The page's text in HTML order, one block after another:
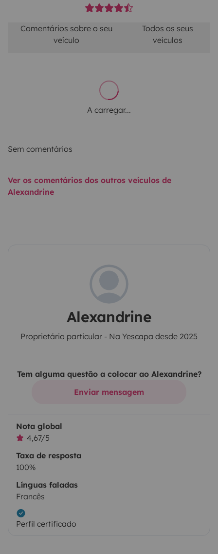
Comentários sobre o seu
veículo
Todos os seus
veículos
A carregar...
Sem comentários
Ver os comentários dos outros veículos de
Alexandrine
Alexandrine
Proprietário particular - Na Yescapa desde 2025
Tem alguma questão a colocar ao Alexandrine?
Enviar mensagem
Nota global
4,67/5
Taxa de resposta
100%
Línguas faladas
Francês
Perfil certificado